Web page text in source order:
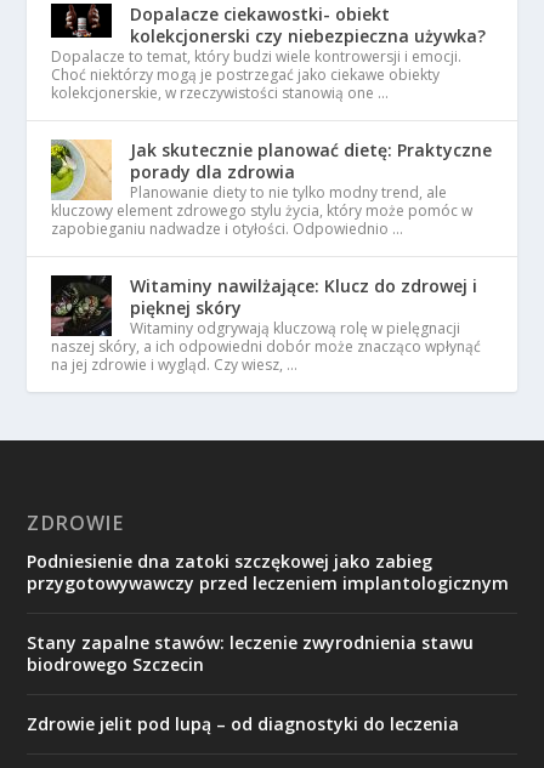
Dopalacze ciekawostki- obiekt
kolekcjonerski czy niebezpieczna używka?
Dopalacze to temat, który budzi wiele kontrowersji i emocji.
Choć niektórzy mogą je postrzegać jako ciekawe obiekty
kolekcjonerskie, w rzeczywistości stanowią one …
Jak skutecznie planować dietę: Praktyczne
porady dla zdrowia
Planowanie diety to nie tylko modny trend, ale
kluczowy element zdrowego stylu życia, który może pomóc w
zapobieganiu nadwadze i otyłości. Odpowiednio …
Witaminy nawilżające: Klucz do zdrowej i
pięknej skóry
Witaminy odgrywają kluczową rolę w pielęgnacji
naszej skóry, a ich odpowiedni dobór może znacząco wpłynąć
na jej zdrowie i wygląd. Czy wiesz, …
ZDROWIE
Podniesienie dna zatoki szczękowej jako zabieg
przygotowywawczy przed leczeniem implantologicznym
Stany zapalne stawów: leczenie zwyrodnienia stawu
biodrowego Szczecin
Zdrowie jelit pod lupą – od diagnostyki do leczenia